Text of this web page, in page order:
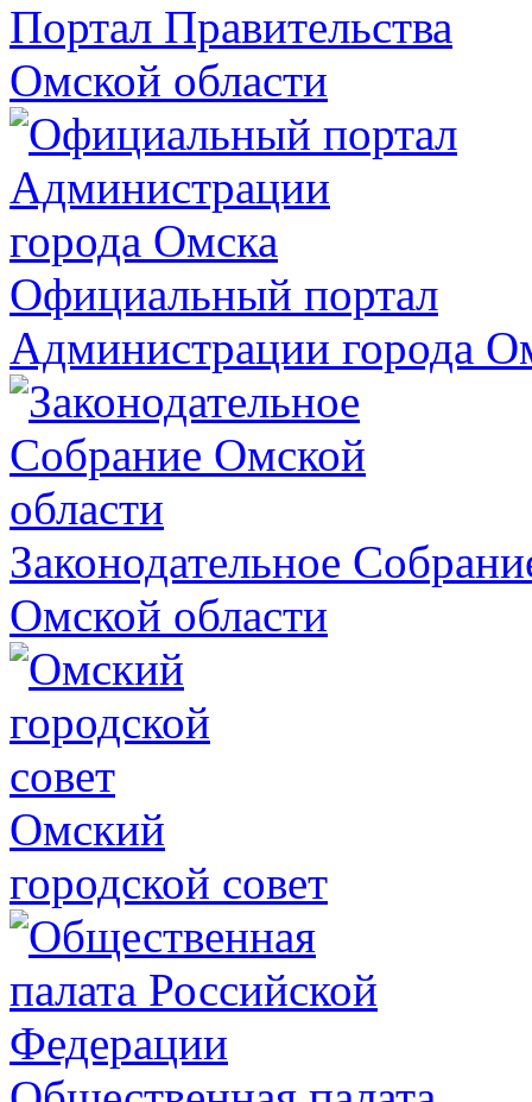
Портал Правительства
Омской области
Официальный портал
Администрации города
Законодательное
Омской области
Омский
городской совет